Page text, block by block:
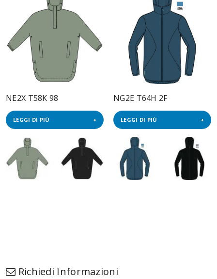
NE2X T58K 98
LEGGI DI PIÙ
NG2E T64H 2F
LEGGI DI PIÙ
Richiedi Informazioni